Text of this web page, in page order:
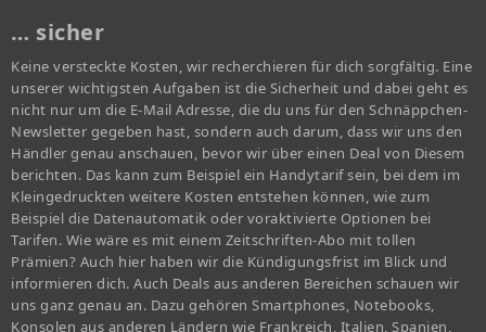
… sicher
Keine versteckte Kosten, wir recherchieren für dich sorgfältig. Eine
unserer wichtigsten Aufgaben ist die Sicherheit und dabei geht es
nicht nur um die E-Mail Adresse, die du uns für den Schnäppchen-
Newsletter gegeben hast, sondern auch darum, dass wir uns den
Händler genau anschauen, bevor wir über einen Deal von Diesem
berichten. Das kann zum Beispiel ein Handytarif sein, bei dem im
Kleingedruckten weitere Kosten entstehen können, wie zum
Beispiel die Datenautomatik oder voraktivierte Optionen bei
Tarifen. Wie wäre es mit einem Zeitschriften-Abo mit tollen
Prämien? Auch hier haben wir die Kündigungsfrist im Blick und
informieren dich. Auch Deals aus anderen Bereichen schauen wir
uns ganz genau an. Dazu gehören Smartphones, Notebooks,
Konsolen aus anderen Ländern wie Frankreich, Italien, Spanien,